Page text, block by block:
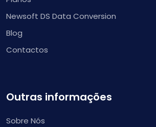
Newsoft DS Data Conversion
Blog
Contactos
Outras informações
Sobre Nós